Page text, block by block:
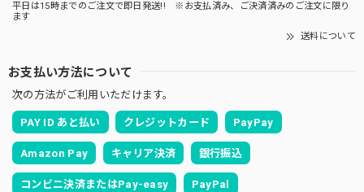
平日は15時までのご注文で即日発送!! ※お支払済み、ご決済済みのご注文に限り
ます
送料について
お支払い方法について
次の方法がご利用いただけます。
PAY ID あと払い クレジットカード PayPay
Amazon Pay キャリア決済 銀行振込
コンビニ決済またはPay-easy PayPal